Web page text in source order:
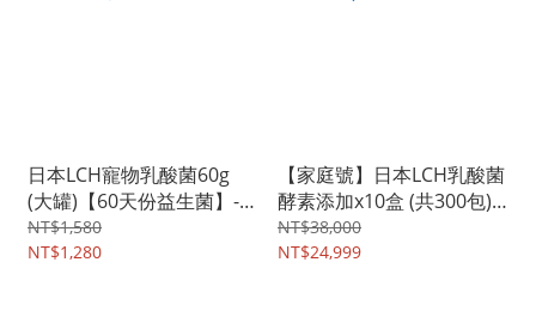
日本LCH寵物乳酸菌60g
(大罐)【60天份益生菌】-
貓犬通用
NT$1,580
NT$1,280
【家庭號】日本LCH乳酸菌
酵素添加x10盒 (共300包)
【益生菌】
NT$38,000
NT$24,999